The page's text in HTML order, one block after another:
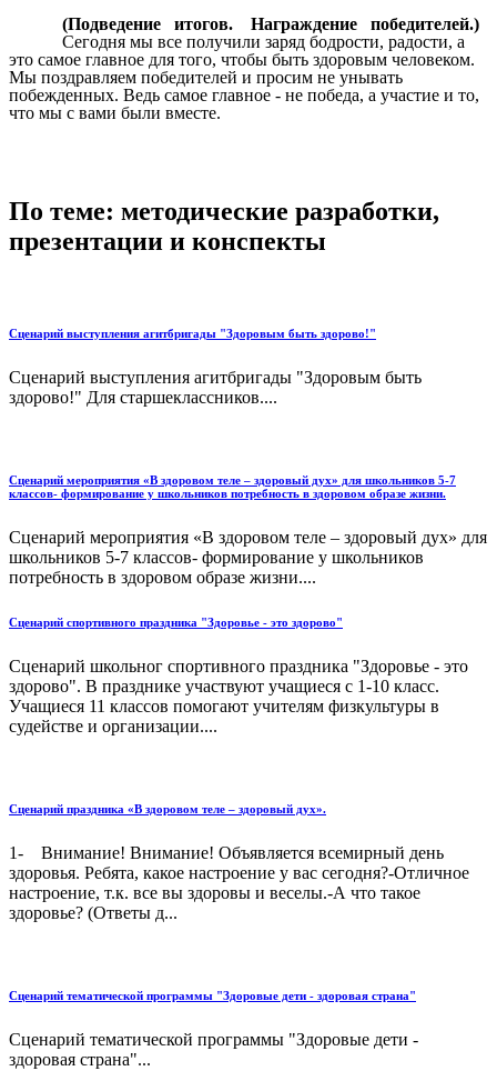
(Подведение итогов. Награждение победителей.)
Сегодня мы все получили заряд бодрости, радости, а
это самое главное для того, чтобы быть здоровым человеком.
Мы поздравляем победителей и просим не унывать
побежденных. Ведь самое главное - не победа, а участие и то,
что мы с вами были вместе.
По теме: методические разработки,
презентации и конспекты
Сценарий выступления агитбригады "Здоровым быть здорово!"
Сценарий выступления агитбригады "Здоровым быть
здорово!" Для старшеклассников....
Сценарий мероприятия «В здоровом теле – здоровый дух» для школьников 5-7
классов- формирование у школьников потребность в здоровом образе жизни.
Сценарий мероприятия «В здоровом теле – здоровый дух» для
школьников 5-7 классов- формирование у школьников
потребность в здоровом образе жизни....
Сценарий спортивного праздника "Здоровье - это здорово"
Сценарий школьног спортивного праздника "Здоровье - это
здорово". В празднике участвуют учащиеся с 1-10 класс.
Учащиеся 11 классов помогают учителям физкультуры в
судействе и организации....
Сценарий праздника «В здоровом теле – здоровый дух».
1- Внимание! Внимание! Объявляется всемирный день
здоровья. Ребята, какое настроение у вас сегодня?-Отличное
настроение, т.к. все вы здоровы и веселы.-А что такое
здоровье? (Ответы д...
Сценарий тематической программы "Здоровые дети - здоровая страна"
Сценарий тематической программы "Здоровые дети -
здоровая страна"...